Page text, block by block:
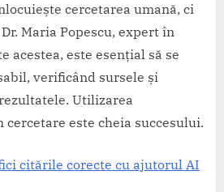
cercetarea umană, ci
Maria Popescu, expert în
acestea, este esențial să se
verificând sursele și
Utilizarea
cercetare este cheia succesului.
citările corecte cu ajutorul AI